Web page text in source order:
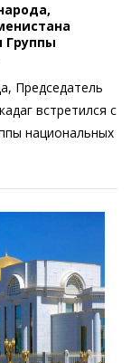
Группы
Председатель
встретился с
национальных